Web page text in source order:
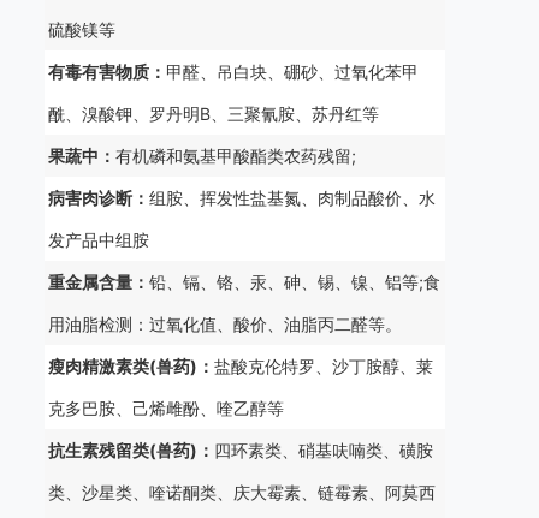
硫酸镁等
有毒有害物质： 甲醛、吊白块、硼砂、过氧化苯甲
酰、溴酸钾、罗丹明B、三聚氰胺、苏丹红等
果蔬中：有机磷和氨基甲酸酯类农药残留;
病害肉诊断：组胺、挥发性盐基氮、肉制品酸价、水
发产品中组胺
重金属含量：铅、镉、铬、汞、砷、锡、镍、铝等;食
用油脂检测：过氧化值、酸价、油脂丙二醛等。
瘦肉精激素类(兽药)：盐酸克伦特罗、沙丁胺醇、莱
克多巴胺、己烯雌酚、喹乙醇等
抗生素残留类(兽药)： 四环素类、硝基呋喃类、磺胺
类、沙星类、喹诺酮类、庆大霉素、链霉素、阿莫西